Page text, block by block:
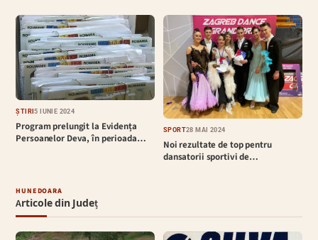
ȘTIRI5 IUNIE 2024
Program prelungit la Evidența
Persoanelor Deva, în perioada…
SPORT28 MAI 2024
Noi rezultate de top pentru
dansatorii sportivi de…
HUNEDOARA
Articole din Județ